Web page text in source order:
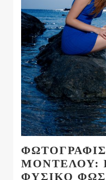
ΜΟΝΤΕΛΟΥ:
ΦΥΣΙΚΟ